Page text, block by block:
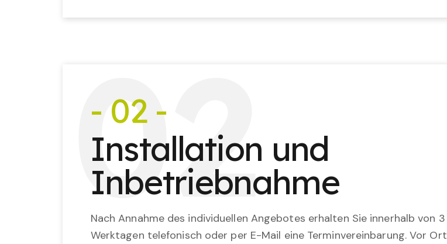
02
- 02 -
Installation und
Inbetriebnahme
Nach Annahme des individuellen Angebotes erhalten Sie innerhalb von 3
Werktagen telefonisch oder per E-Mail eine Terminvereinbarung. Vor Ort